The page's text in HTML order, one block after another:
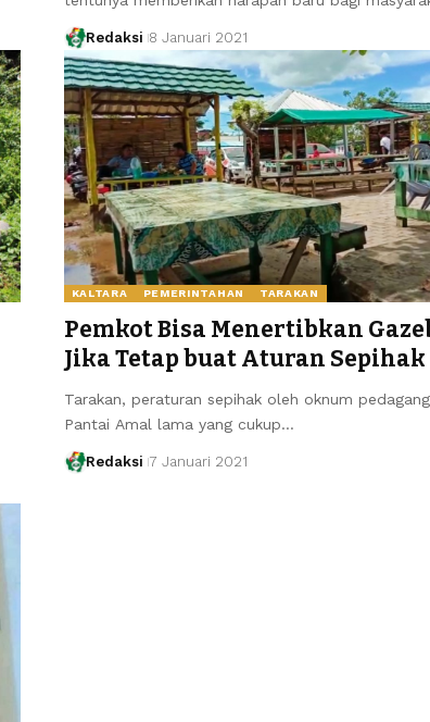
Redaksi 8 Januari 2021
KALTARA PEMERINTAHAN TARAKAN
Pemkot Bisa Menertibkan
Jika Tetap buat Aturan Sepihak
Tarakan, peraturan sepihak oleh oknum
Pantai Amal lama yang cukup…
Redaksi 7 Januari 2021